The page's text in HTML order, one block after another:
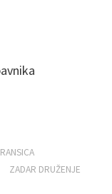
ZADAR DRUŽENJE